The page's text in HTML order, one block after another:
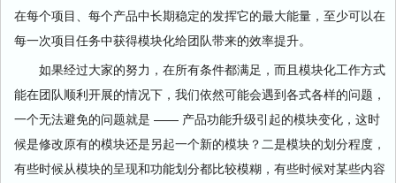
在每个项目、每个产品中长期稳定的发挥它的最大能量，至少可以在
每一次项目任务中获得模块化给团队带来的效率提升。
如果经过大家的努力，在所有条件都满足，而且模块化工作方式
能在团队顺利开展的情况下，我们依然可能会遇到各式各样的问题，
一个无法避免的问题就是 —— 产品功能升级引起的模块变化，这时
候是修改原有的模块还是另起一个新的模块？二是模块的划分程度，
有些时候从模块的呈现和功能划分都比较模糊，有些时候对某些内容